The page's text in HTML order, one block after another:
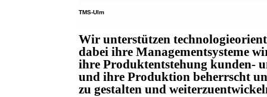
TMS-Ulm
Wir unterstützen
dabei ihre Managementsysteme
ihre Produktentstehung kunden-
und ihre Produktion beherrscht
zu gestalten und